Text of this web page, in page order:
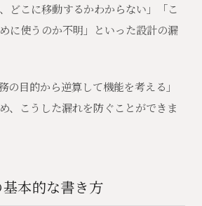
どこに移動するかわからない」「こ
に使うのか不明」といった設計の漏
の目的から逆算して機能を考える」
、こうした漏れを防ぐことができま
本的な書き方